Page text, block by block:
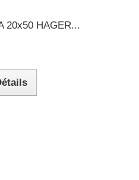
20x50 HAGER...